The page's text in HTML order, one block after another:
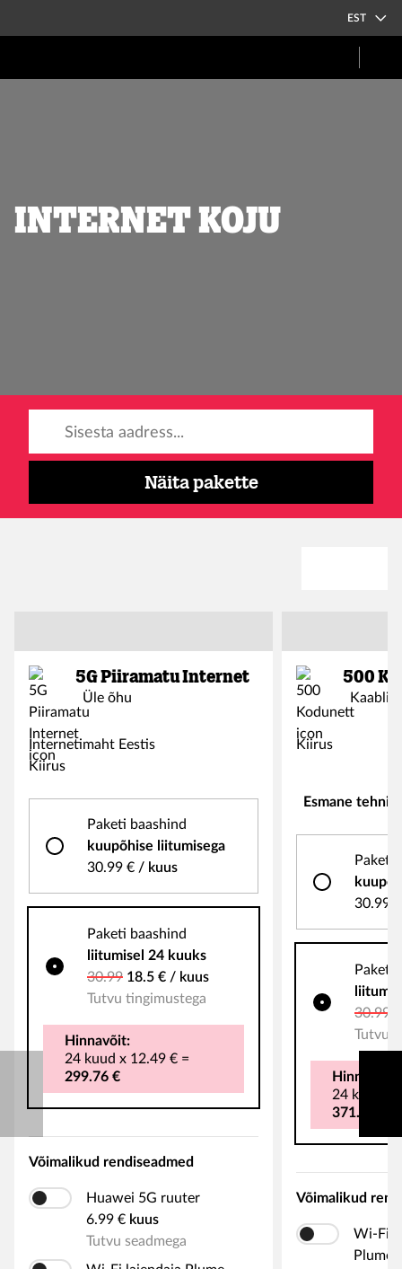
EST
Internet koju
Näita pakette
5G Piiramatu Internet
Üle õhu
Internetimaht Eestis
Kiirus
Paketi baashind
kuupõhise liitumisega
30.99 € / kuus
Paketi baashind
liitumisel 24 kuuks
30.99 Soodushind
18.5 € / kuus
Tutvu tingimustega
Hinnavõit:
24 kuud x 12.49 € =
299.76 €
Võimalikud rendiseadmed
Huawei 5G ruuter
6.99 € kuus
Tutvu seadmega
500
Kiirus
Esmane
Paketi
30.99 €
Paketi
30.99
Tutvu
Hinnavõit:
24 kuud
371.76
Võimalikud
Wi-Fi
Plume